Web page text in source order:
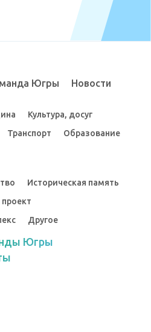
Югры Новости
Культура, досуг
Транспорт
Образование
Историческая память
Другое
Югры